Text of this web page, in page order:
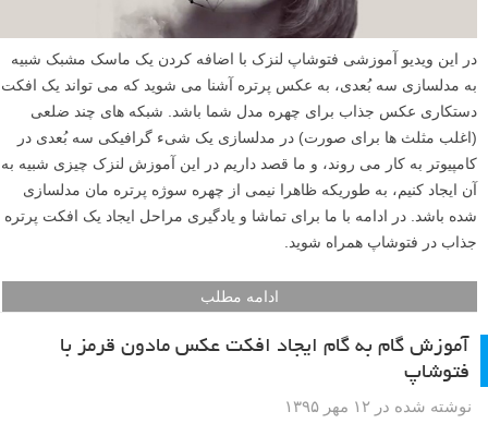
در این ویدیو آموزشی فتوشاپ لنزک با اضافه کردن یک ماسک مشبک شبیه
به مدلسازی سه بُعدی، به عکس پرتره آشنا می شوید که می تواند یک افکت
دستکاری عکس جذاب برای چهره مدل شما باشد. شبکه های چند ضلعی
(اغلب مثلث ها برای صورت) در مدلسازی یک شیء گرافیکی سه بُعدی در
کامپیوتر به کار می روند، و ما قصد داریم در این آموزش لنزک چیزی شبیه به
آن ایجاد کنیم، به طوریکه ظاهرا نیمی از چهره سوژه پرتره مان مدلسازی
شده باشد. در ادامه با ما برای تماشا و یادگیری مراحل ایجاد یک افکت پرتره
جذاب در فتوشاپ همراه شوید.
ادامه مطلب
آموزش گام به گام ایجاد افکت عکس مادون قرمز با
فتوشاپ
نوشته شده در ۱۲ مهر ۱۳۹۵